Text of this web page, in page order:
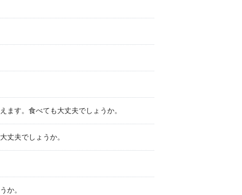
ます。食べても大丈夫でしょうか。
丈夫でしょうか。
か。